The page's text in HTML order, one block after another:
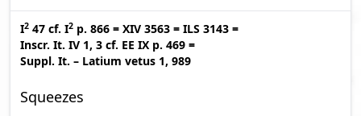
I2 47 cf. I2 p. 866 = XIV 3563 = ILS 3143 =
Inscr. It. IV 1, 3 cf. EE IX p. 469 =
Suppl. It. – Latium vetus 1, 989
Squeezes